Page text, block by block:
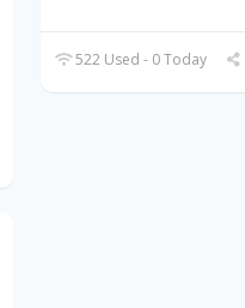
522 Used - 0 Today